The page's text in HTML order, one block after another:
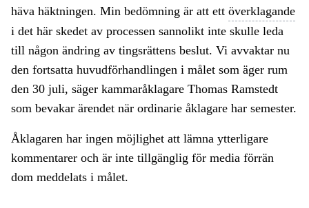
häva häktningen. Min bedömning är att ett överklagande
i det här skedet av processen sannolikt inte skulle leda
till någon ändring av tingsrättens beslut. Vi avvaktar nu
den fortsatta huvudförhandlingen i målet som äger rum
den 30 juli, säger kammaråklagare Thomas Ramstedt
som bevakar ärendet när ordinarie åklagare har semester.
Åklagaren har ingen möjlighet att lämna ytterligare
kommentarer och är inte tillgänglig för media förrän
dom meddelats i målet.